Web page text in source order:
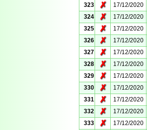
323
✗ 17/12/2020
324
✗ 17/12/2020
325
✗ 17/12/2020
326
✗ 17/12/2020
327
✗ 17/12/2020
328
✗ 17/12/2020
329
✗ 17/12/2020
330
✗ 17/12/2020
331
✗ 17/12/2020
332
✗ 17/12/2020
333
✗ 17/12/2020